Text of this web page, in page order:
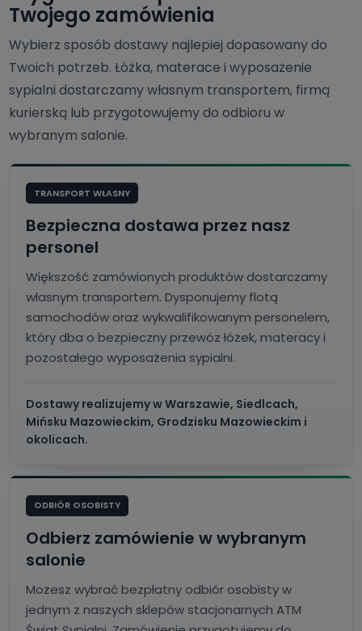
Twojego zamówienia
Wybierz sposób dostawy najlepiej dopasowany do
Twoich potrzeb. Łóżka, materace i wyposażenie
sypialni dostarczamy własnym transportem, firmą
kurierską lub przygotowujemy do odbioru w
wybranym salonie.
TRANSPORT WŁASNY
Bezpieczna dostawa przez nasz
personel
Większość zamówionych produktów dostarczamy
własnym transportem. Dysponujemy flotą
samochodów oraz wykwalifikowanym personelem,
który dba o bezpieczny przewóz łóżek, materacy i
pozostałego wyposażenia sypialni.
Dostawy realizujemy w Warszawie, Siedlcach,
Mińsku Mazowieckim, Grodzisku Mazowieckim i
okolicach.
ODBIÓR OSOBISTY
Odbierz zamówienie w wybranym
salonie
Możesz wybrać bezpłatny odbiór osobisty w
jednym z naszych sklepów stacjonarnych ATM